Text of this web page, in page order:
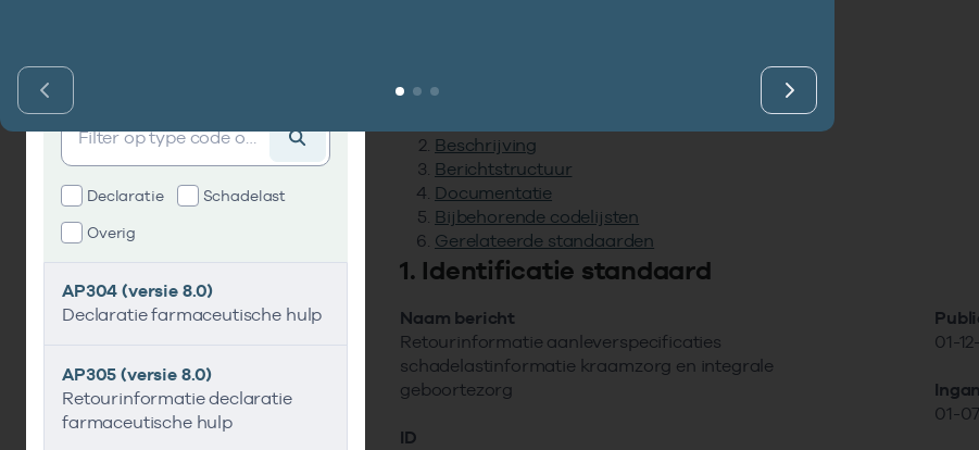
Vind standaard
Declaratie Schadelast
Overig
AP304 (versie 8.0)
Declaratie farmaceutische hulp
AP305 (versie 8.0)
Retourinformatie declaratie
farmaceutische hulp
Beschrijving
Berichtstructuur
Documentatie
Bijbehorende codelijsten
Gerelateerde standaarden
1. Identificatie standaard
Naam bericht
Retourinformatie aanleverspecificaties
schadelastinformatie kraamzorg en integrale
geboortezorg
ID
01-
01-